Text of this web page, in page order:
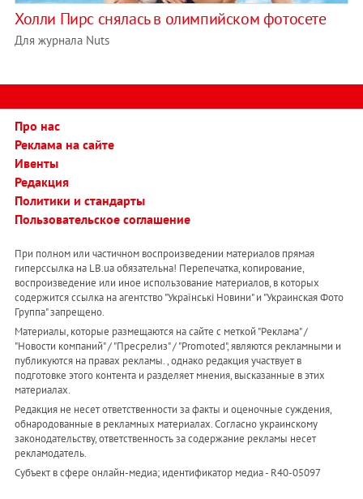
Холли Пирс снялась в олимпийском фотосете
Для журнала Nuts
Про нас
Реклама на сайте
Ивенты
Редакция
Политики и стандарты
Пользовательское соглашение
При полном или частичном воспроизведении материалов прямая
гиперссылка на LB.ua обязательна! Перепечатка, копирование,
воспроизведение или иное использование материалов, в которых
содержится ссылка на агентство "Українськi Новини" и "Украинская Фото
Группа" запрещено.
Материалы, которые размещаются на сайте с меткой "Реклама" /
"Новости компаний" / "Пресрелиз" / "Promoted", являются рекламными и
публикуются на правах рекламы. , однако редакция участвует в
подготовке этого контента и разделяет мнения, высказанные в этих
материалах.
Редакция не несет ответственности за факты и оценочные суждения,
обнародованные в рекламных материалах. Согласно украинскому
законодательству, ответственность за содержание рекламы несет
рекламодатель.
Субъект в сфере онлайн-медиа; идентификатор медиа - R40-05097